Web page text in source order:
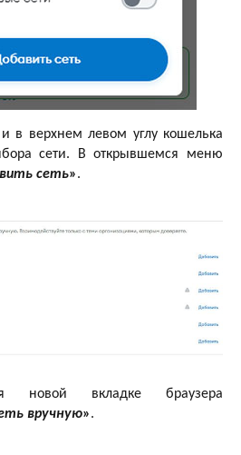
в верхнем левом углу кошелька
сети. В открывшемся меню
сеть».
новой вкладке браузера
вручную».